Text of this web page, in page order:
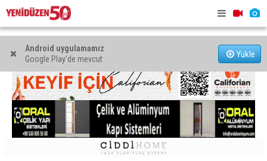
Android uygulamamız
Google Play'de mevcut
Yükle